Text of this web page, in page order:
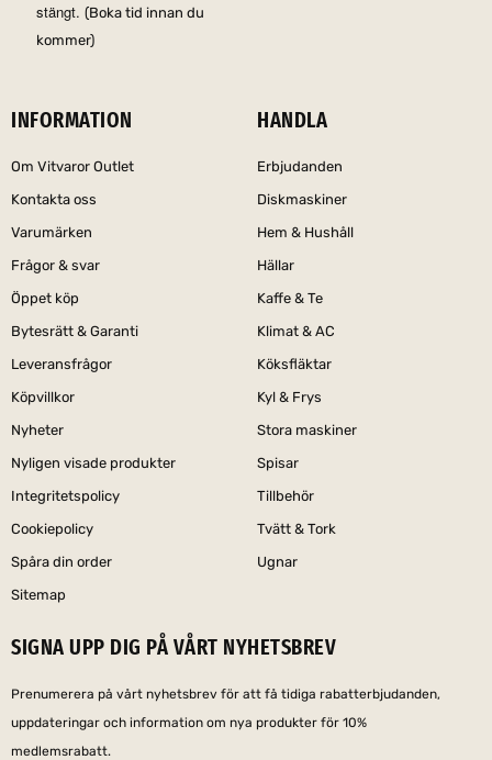
stängt. (Boka tid innan du
kommer)
INFORMATION
Om Vitvaror Outlet
Kontakta oss
Varumärken
Frågor & svar
Öppet köp
Bytesrätt & Garanti
Leveransfrågor
Köpvillkor
Nyheter
Nyligen visade produkter
Integritetspolicy
Cookiepolicy
Spåra din order
Sitemap
HANDLA
Erbjudanden
Diskmaskiner
Hem & Hushåll
Hällar
Kaffe & Te
Klimat & AC
Köksfläktar
Kyl & Frys
Stora maskiner
Spisar
Tillbehör
Tvätt & Tork
Ugnar
SIGNA UPP DIG PÅ VÅRT NYHETSBREV
Prenumerera på vårt nyhetsbrev för att få tidiga rabatterbjudanden,
uppdateringar och information om nya produkter för 10%
medlemsrabatt.